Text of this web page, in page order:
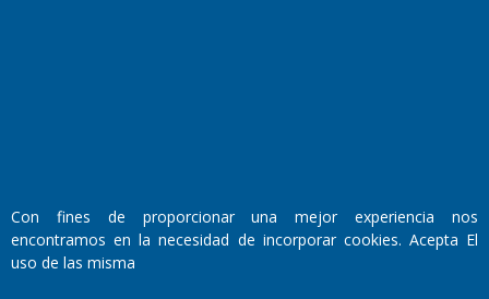
Domicilio Legal: José Ingenieros 855,
Santa Rosa, La Pampa.
Número de Registro DNDA:
Con fines de proporcionar una mejor experiencia nos
encontramos en la necesidad de incorporar cookies. Acepta El
uso de las misma